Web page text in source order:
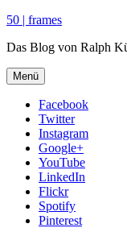
50 | frames
Das Blog von Ralph
Menü
Facebook
Twitter
Instagram
Google+
YouTube
LinkedIn
Flickr
Spotify
Pinterest